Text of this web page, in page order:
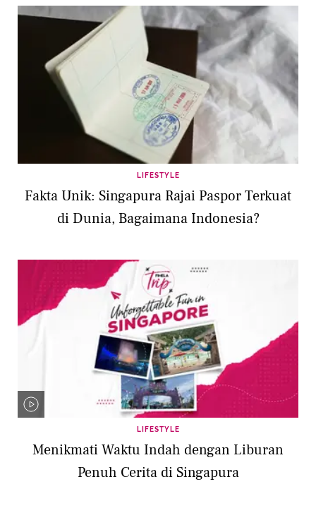
LIFESTYLE
Fakta Unik: Singapura Rajai Paspor Terkuat
di Dunia, Bagaimana Indonesia?
LIFESTYLE
Menikmati Waktu Indah dengan Liburan
Penuh Cerita di Singapura